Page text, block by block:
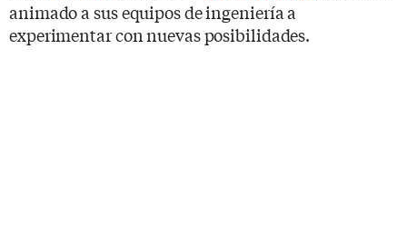
animado a sus equipos de ingeniería a
experimentar con nuevas posibilidades.